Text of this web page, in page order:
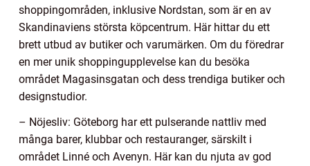
shoppingområden, inklusive Nordstan, som är en av
Skandinaviens största köpcentrum. Här hittar du ett
brett utbud av butiker och varumärken. Om du föredrar
en mer unik shoppingupplevelse kan du besöka
området Magasinsgatan och dess trendiga butiker och
designstudior.
– Nöjesliv: Göteborg har ett pulserande nattliv med
många barer, klubbar och restauranger, särskilt i
området Linné och Avenyn. Här kan du njuta av god